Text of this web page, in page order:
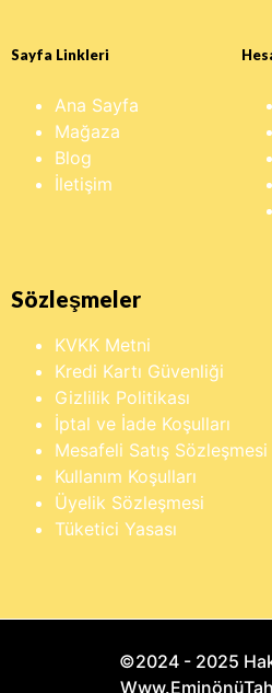
Sayfa Linkleri
Ana Sayfa
Mağaza
Blog
İletişim
Sözleşmeler
KVKK Metni
Kredi Kartı Güvenliği
Gizlilik Politikası
İptal ve İade Koşulları
Mesafeli Satış Sözleşmesi
Kullanım Koşulları
Üyelik Sözleşmesi
Tüketici Yasası
©2024 - 2025